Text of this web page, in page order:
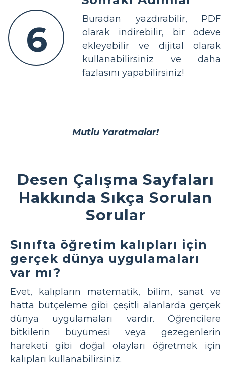
6
Buradan yazdırabilir, PDF
olarak indirebilir, bir ödeve
ekleyebilir ve dijital olarak
kullanabilirsiniz ve daha
fazlasını yapabilirsiniz!
Mutlu Yaratmalar!
Desen Çalışma Sayfaları
Hakkında Sıkça Sorulan
Sorular
Sınıfta öğretim kalıpları için
gerçek dünya uygulamaları
var mı?
Evet, kalıpların matematik, bilim, sanat ve
hatta bütçeleme gibi çeşitli alanlarda gerçek
dünya uygulamaları vardır. Öğrencilere
bitkilerin büyümesi veya gezegenlerin
hareketi gibi doğal olayları öğretmek için
kalıpları kullanabilirsiniz.